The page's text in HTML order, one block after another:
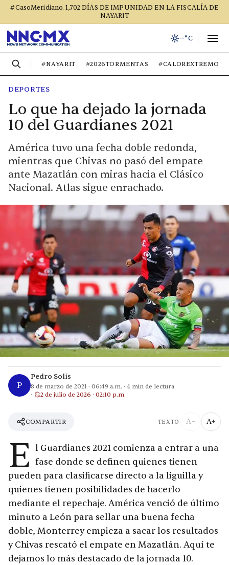
#CasoMeridiano. 1,702 DÍAS DE IMPUNIDAD EN LA FISCALÍA DE
NAYARIT
--°C
#NAYARIT #2026TORMENTAS #CALOREXTREMO
DEPORTES
Lo que ha dejado la jornada
10 del Guardianes 2021
América tuvo una fecha doble redonda,
mientras que Chivas no pasó del empate
ante Mazatlán con miras hacia el Clásico
Nacional. Atlas sigue enrachado.
P
Pedro Solís
8 de marzo de 2021 · 06:49 a.m. · 4 min de lectura
2 de julio de 2026 · 02:10 p.m.
COMPARTIR TEXTO A− A+
E l Guardianes 2021 comienza a entrar a una
fase donde se definen quienes tienen
pueden para clasificarse directo a la liguilla y
quienes tienen posibilidades de hacerlo
mediante el repechaje. América venció de último
minuto a León para sellar una buena fecha
doble, Monterrey empieza a sacar los resultados
y Chivas rescató el empate en Mazatlán. Aquí te
dejamos lo más destacado de la jornada 10.